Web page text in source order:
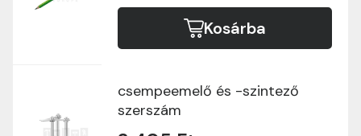
Kosárba
csempeemelő és -szintező
szerszám